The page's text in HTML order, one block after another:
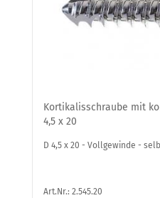
Kortikalisschraube mit
4,5 x 20
D 4,5 x 20 - Vollgewinde -
Art.Nr.: 2.545.20